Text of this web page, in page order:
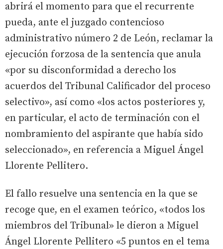
abrirá el momento para que el recurrente
pueda, ante el juzgado contencioso
administrativo número 2 de León, reclamar la
ejecución forzosa de la sentencia que anula
«por su disconformidad a derecho los
acuerdos del Tribunal Calificador del proceso
selectivo», así como «los actos posteriores y,
en particular, el acto de terminación con el
nombramiento del aspirante que había sido
seleccionado», en referencia a Miguel Ángel
Llorente Pellitero.
El fallo resuelve una sentencia en la que se
recoge que, en el examen teórico, «todos los
miembros del Tribunal» le dieron a Miguel
Ángel Llorente Pellitero «5 puntos en el tema